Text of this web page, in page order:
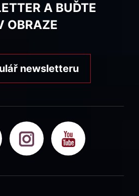
A BUĎTE
OBRAZE
newsletteru